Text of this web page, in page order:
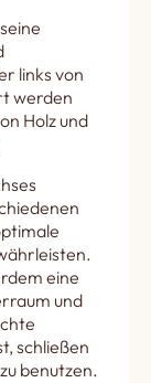
links von
werden
Holz und
eine
und
schließen
benutzen.